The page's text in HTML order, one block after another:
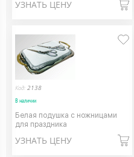
УЗНАТЬ ЦЕНУ
Код: 2138
В наличии
Белая подушка с ножницами
для праздника
УЗНАТЬ ЦЕНУ